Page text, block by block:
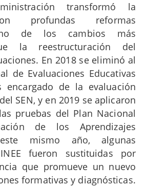
transformó la
profundas reformas
de los cambios más
la reestructuración del
En 2018 se eliminó al
de Evaluaciones Educativas
encargado de la evaluación
SEN, y en 2019 se aplicaron
pruebas del Plan Nacional
de los Aprendizajes
mismo año, algunas
fueron sustituidas por
que promueve un nuevo
formativas y diagnósticas.